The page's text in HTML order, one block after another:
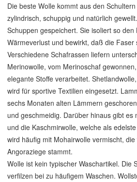
Die beste Wolle kommt aus den
zylindrisch, schuppig und natürlich
Schuppen gespeichert. Sie isoliert so den
Wärmeverlust und bewirkt, daß die Faser
Verschiedene Schafrassen liefern
Merinowolle, vom Merinoschaf
elegante Stoffe verarbeitet.
wird für sportive Textilien eingesetzt.
sechs Monaten alten Lämmern
und geschmeidig. Darüber hinaus gibt es
und die Kaschmirwolle, welche als
wird häufig mit Mohairwolle vermischt,
Angoraziege stammt.
Wolle ist kein typischer Waschartikel. Die
verfilzen bei zu häufigem Waschen.